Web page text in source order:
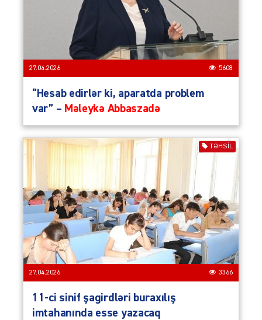
27.04.2026 5608
“Hesab edirlər ki, aparatda problem
var” – Məleykə Abbaszadə
TƏHSIL
27.04.2026 3366
11-ci sinif şagirdləri buraxılış
imtahanında esse yazacaq